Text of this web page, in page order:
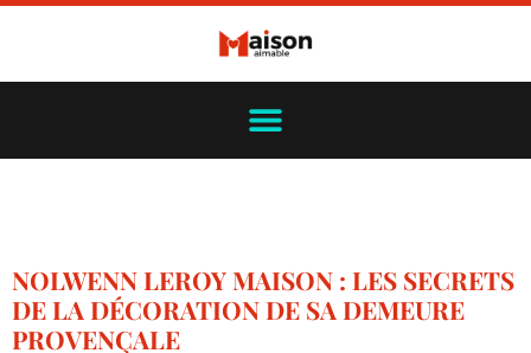
NOLWENN LEROY MAISON : LES SECRETS
DE LA DÉCORATION DE SA DEMEURE
PROVENÇALE